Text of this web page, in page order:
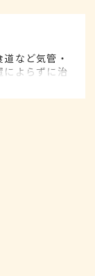
など気管・
よらずに治
度改正前